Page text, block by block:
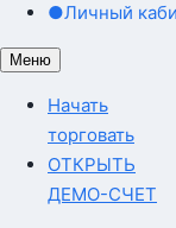
●Личный
Меню
Начать
торговать
ОТКРЫТЬ
ДЕМО-СЧЕТ